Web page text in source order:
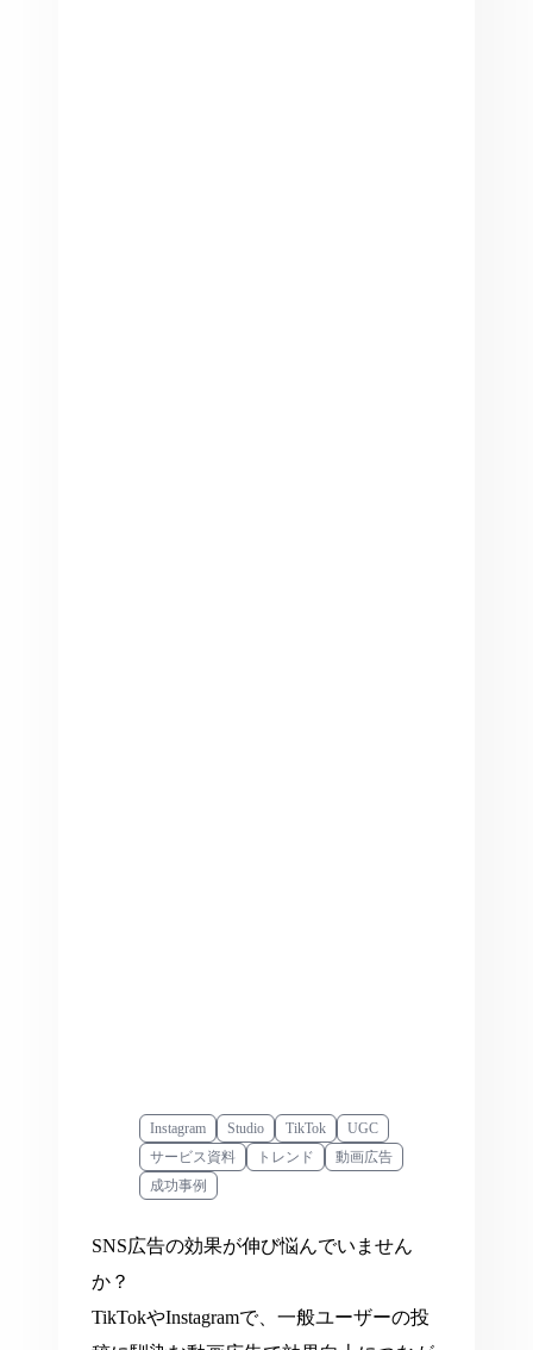
Instagram Studio TikTok
UGC
サービス資料
トレンド
動画広告
成功事例
SNS広告の効果が伸び悩んでいません
か？
TikTokやInstagramで、一般ユーザーの投